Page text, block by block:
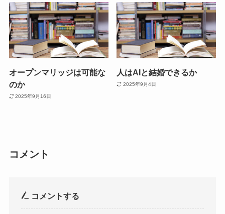
オープンマリッジは可能な
のか
2025年9月16日
人はAIと結婚できるか
2025年9月4日
コメント
コメントする